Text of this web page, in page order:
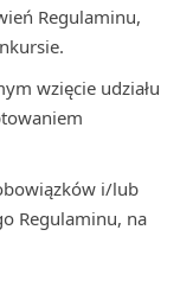
Regulaminu,
wzięcie udziału
i/lub
Regulaminu, na